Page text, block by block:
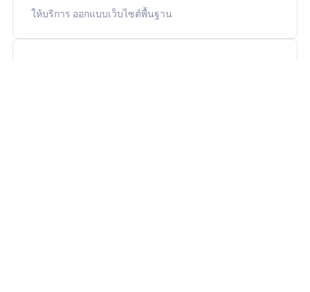
ให้บริการ ออกแบบเว็บไซต์พื้นฐาน